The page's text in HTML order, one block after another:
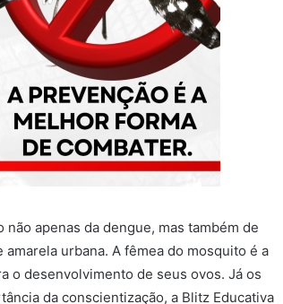
apenas da dengue, mas também de
urbana. A fêmea do mosquito é a
o desenvolvimento de seus ovos. Já os
da conscientização, a Blitz Educativa